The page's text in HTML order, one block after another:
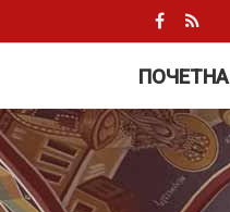
ПОЧЕТНА